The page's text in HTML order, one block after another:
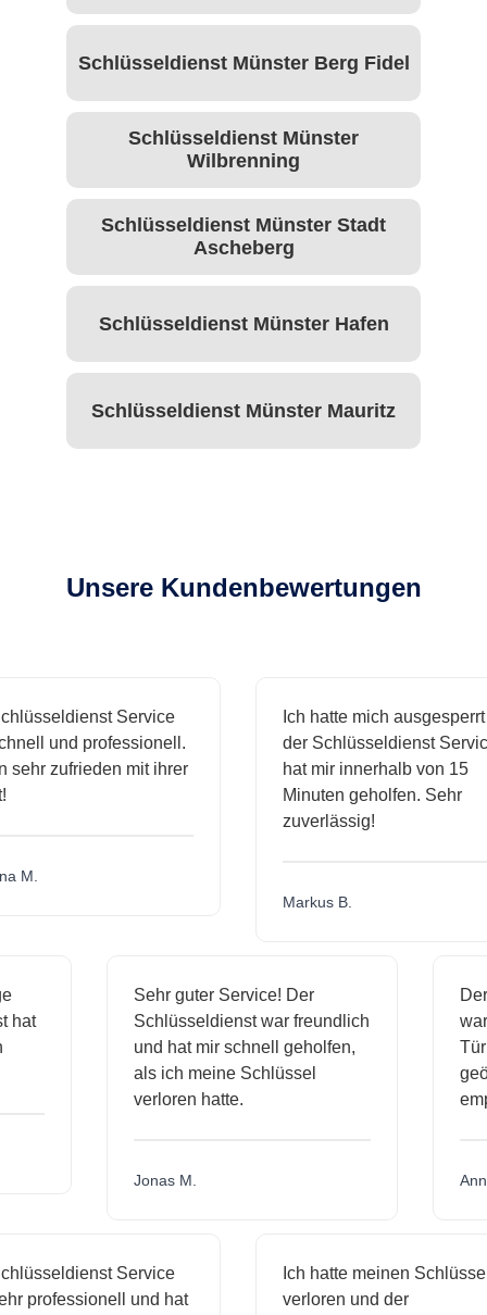
Schlüsseldienst Münster Berg Fidel
Schlüsseldienst Münster
Wilbrenning
Schlüsseldienst Münster Stadt
Ascheberg
Schlüsseldienst Münster Hafen
Schlüsseldienst Münster Mauritz
Unsere Kundenbewertungen
Service
und professionell.
zufrieden mit ihrer
M.
Ich hatte mich ausgesperrt
der Schlüsseldienst Service
hat mir innerhalb von 15
Minuten geholfen. Sehr
zuverlässig!
Markus B.
hat
Sehr guter Service! Der
Schlüsseldienst war freundlich
und hat mir schnell geholfen,
als ich meine Schlüssel
verloren hatte.
Jonas M.
Service
professionell und hat
Ich hatte meinen Schlüssel
verloren und der